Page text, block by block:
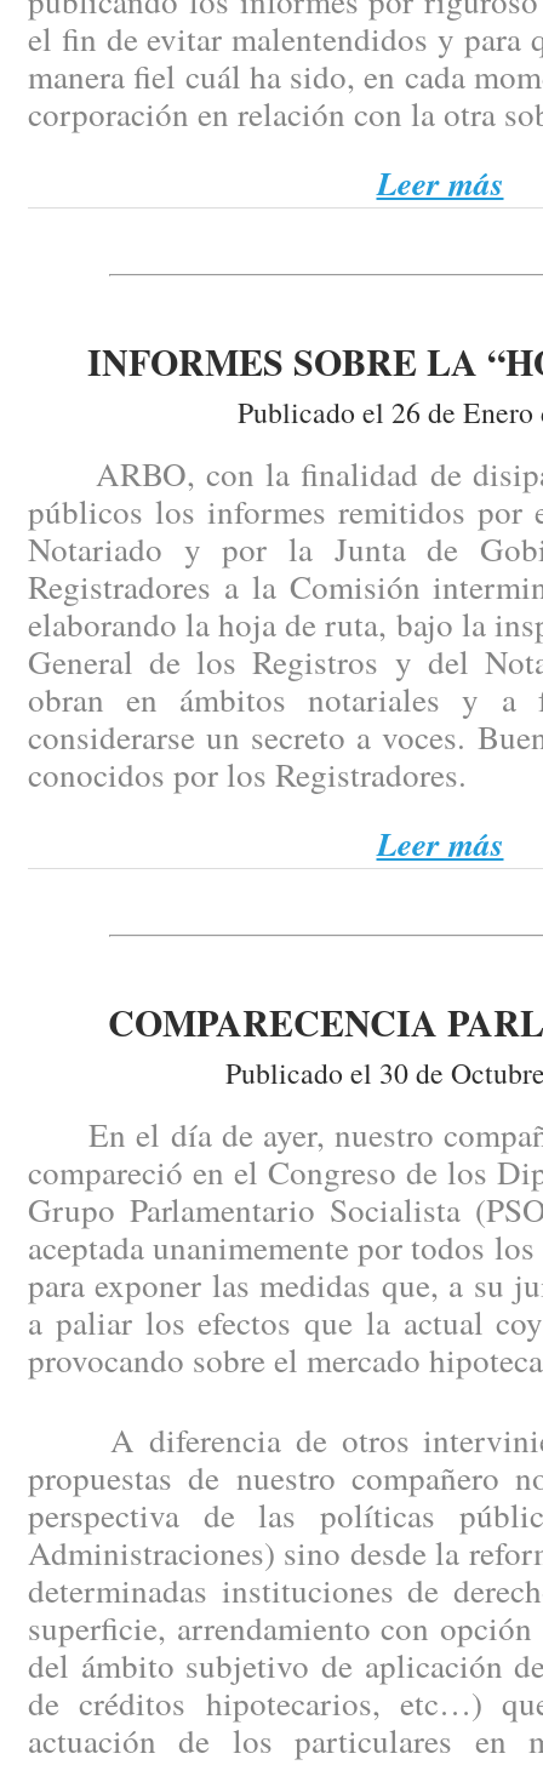
el fin de evitar malentendidos y para
manera fiel cuál ha sido, en cada
corporación en relación con la otra
Leer más
INFORMES SOBRE LA
Publicado el 26 de Enero
ARBO, con la finalidad de
públicos los informes remitidos por
Notariado y por la Junta de
Registradores a la Comisión
elaborando la hoja de ruta, bajo la
General de los Registros y del
obran en ámbitos notariales y a
considerarse un secreto a voces.
conocidos por los Registradores.
Leer más
COMPARECENCIA
Publicado el 30 de
En el día de ayer, nuestro
compareció en el Congreso de los
Grupo Parlamentario Socialista
aceptada unanimemente por todos
para exponer las medidas que, a su
a paliar los efectos que la actual
provocando sobre el mercado
A diferencia de otros
propuestas de nuestro compañero
perspectiva de las políticas
Administraciones) sino desde la
determinadas instituciones de
superficie, arrendamiento con
del ámbito subjetivo de aplicación
de créditos hipotecarios, etc…)
actuación de los particulares en